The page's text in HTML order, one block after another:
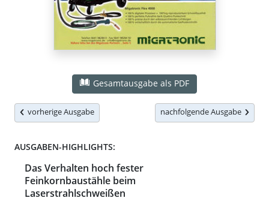
Gesamtausgabe als PDF
vorherige Ausgabe nachfolgende Ausgabe
AUSGABEN-HIGHLIGHTS:
Das Verhalten hoch fester
Feinkornbaustähle beim
Laserstrahlschweißen